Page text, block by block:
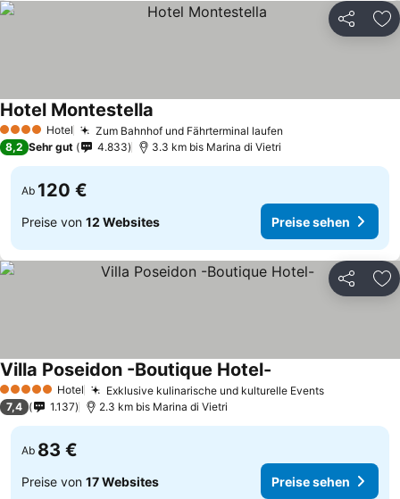
Teilen
4 Sterne Hotel Zum Bahnhof und Fährterminal laufen
Hotel Montestella
8,2 Sehr gut 4.833 3.3 km bis Marina di Vietri
Ab 120 €
Preise von 12 Websites Preise sehen
Teilen
5 Sterne Hotel Exklusive kulinarische und kulturelle Events
Villa Poseidon -Boutique Hotel-
7,4 1.137 2.3 km bis Marina di Vietri
Ab 83 €
Preise von 17 Websites Preise sehen